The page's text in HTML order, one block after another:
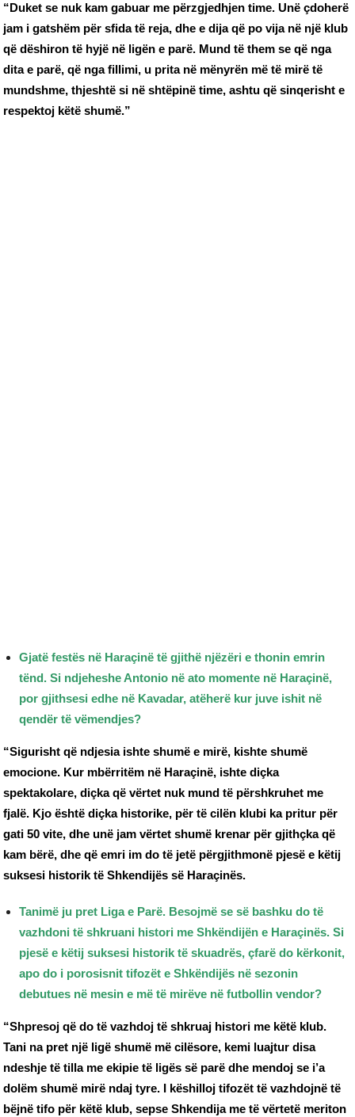
“Duket se nuk kam gabuar me përzgjedhjen time. Unë çdoherë
jam i gatshëm për sfida të reja, dhe e dija që po vija në një klub
që dëshiron të hyjë në ligën e parë. Mund të them se që nga
dita e parë, që nga fillimi, u prita në mënyrën më të mirë të
mundshme, thjeshtë si në shtëpinë time, ashtu që sinqerisht e
respektoj këtë shumë.”
Gjatë festës në Haraçinë të gjithë njëzëri e thonin emrin
tënd. Si ndjeheshe Antonio në ato momente në Haraçinë,
por gjithsesi edhe në Kavadar, atëherë kur juve ishit në
qendër të vëmendjes?
“Sigurisht që ndjesia ishte shumë e mirë, kishte shumë
emocione. Kur mbërritëm në Haraçinë, ishte diçka
spektakolare, diçka që vërtet nuk mund të përshkruhet me
fjalë. Kjo është diçka historike, për të cilën klubi ka pritur për
gati 50 vite, dhe unë jam vërtet shumë krenar për gjithçka që
kam bërë, dhe që emri im do të jetë përgjithmonë pjesë e këtij
suksesi historik të Shkendijës së Haraçinës.
Tanimë ju pret Liga e Parë. Besojmë se së bashku do të
vazhdoni të shkruani histori me Shkëndijën e Haraçinës. Si
pjesë e këtij suksesi historik të skuadrës, çfarë do kërkonit,
apo do i porosisnit tifozët e Shkëndijës në sezonin
debutues në mesin e më të mirëve në futbollin vendor?
“Shpresoj që do të vazhdoj të shkruaj histori me këtë klub.
Tani na pret një ligë shumë më cilësore, kemi luajtur disa
ndeshje të tilla me ekipie të ligës së parë dhe mendoj se i’a
dolëm shumë mirë ndaj tyre. I këshilloj tifozët të vazhdojnë të
bëjnë tifo për këtë klub, sepse Shkendija me të vërtetë meriton